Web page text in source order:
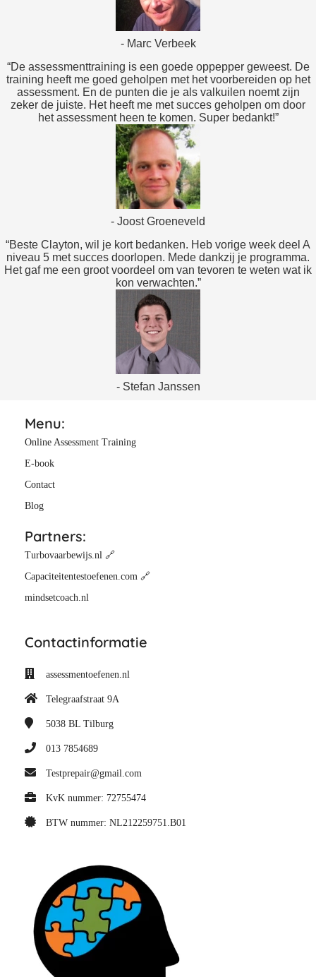
- Marc Verbeek
“De assessmenttraining is een goede oppepper geweest. De
training heeft me goed geholpen met het voorbereiden op het
assessment. En de punten die je als valkuilen noemt zijn
zeker de juiste. Het heeft me met succes geholpen om door
het assessment heen te komen. Super bedankt!”
- Joost Groeneveld
“Beste Clayton, wil je kort bedanken. Heb vorige week deel A
niveau 5 met succes doorlopen. Mede dankzij je programma.
Het gaf me een groot voordeel om van tevoren te weten wat ik
kon verwachten.”
- Stefan Janssen
Menu:
Online Assessment Training
E-book
Contact
Blog
Partners:
Turbovaarbewijs.nl 🔗
Capaciteitentestoefenen.com 🔗
mindsetcoach.nl
Contactinformatie
assessmentoefenen.nl
Telegraafstraat 9A
5038 BL Tilburg
013 7854689
Testprepair@gmail.com
KvK nummer: 72755474
BTW nummer: NL212259751.B01